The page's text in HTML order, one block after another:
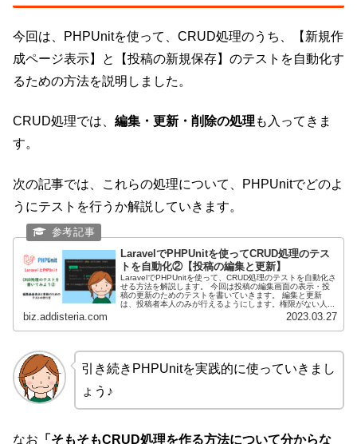
今回は、PHPUnitを使って、CRUD処理のうち、【新規作
成ページ表示】と【投稿の新規保存】のテストを自動化す
るための方法を説明しました。
CRUD処理では、 編集・更新・削除の処理 も入ってきま
す。
次の記事では、これらの処理について、PHPUnitでどのよ
うにテストを行うか解説していきます。
LaravelでPHPUnitを使ってCRUD処理のテス
トを自動化②【投稿の編集と更新】
LaravelでPHPUnitを使って、CRUD処理のテストを自動化さ
せる方法を解説します。 今回は投稿の編集画面の表示・投
稿の更新のためのテストを書いていきます。 編集と更新
は、投稿者本人のみが行えるようにします。権限がない人...
biz.addisteria.com 2023.03.27
引き続きPHPUnitを実践的に使っていきまし
ょう♪
なお 「そもそもCRUD処理を作る方法について分からな